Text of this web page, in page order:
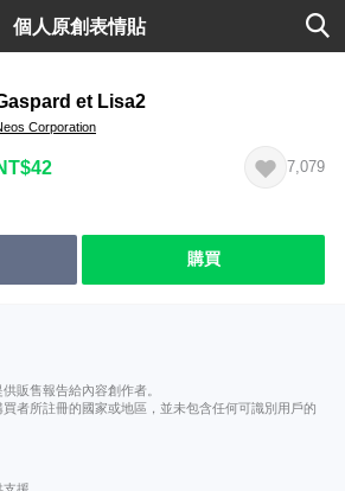
個人原創表情貼
et Lisa2
Corporation
7,079
購買
販售報告給內容創作者。
者所註冊的國家或地區，並未包含任何可識別用戶的